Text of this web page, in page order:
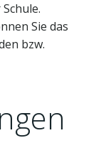
Sie das
bzw.